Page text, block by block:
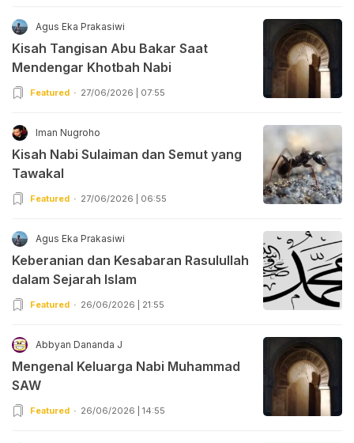
Agus Eka Prakasiwi
Kisah Tangisan Abu Bakar Saat
Mendengar Khotbah Nabi
Featured 27/06/2026 | 07:55
Iman Nugroho
Kisah Nabi Sulaiman dan Semut yang
Tawakal
Featured 27/06/2026 | 06:55
Agus Eka Prakasiwi
Keberanian dan Kesabaran Rasulullah
dalam Sejarah Islam
Featured 26/06/2026 | 21:55
Abbyan Dananda J
Mengenal Keluarga Nabi Muhammad
SAW
Featured 26/06/2026 | 14:55